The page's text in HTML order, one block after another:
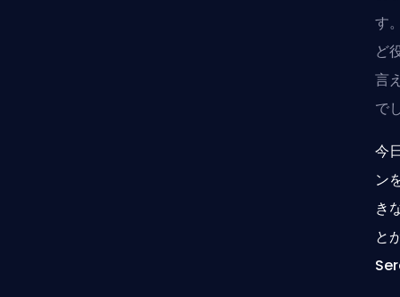
す
ど
言
で
今
ン
き
と